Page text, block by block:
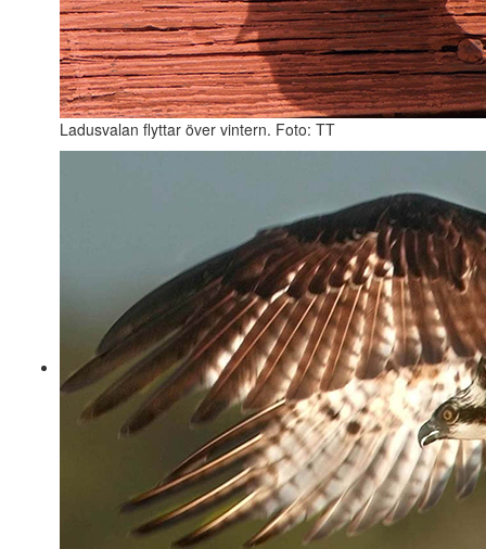
Ladusvalan flyttar över vintern. Foto: TT